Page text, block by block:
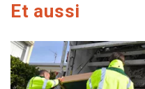
Et aussi